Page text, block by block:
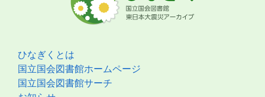
ひなぎくとは
国立国会図書館ホームページ
国立国会図書館サーチ